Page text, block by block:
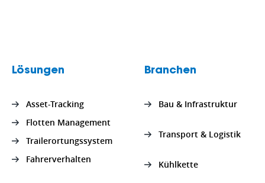
Lösungen
Asset-Tracking
Flotten Management
Trailerortungssystem
Fahrerverhalten
Branchen
Bau & Infrastruktur
Transport & Logistik
Kühlkette